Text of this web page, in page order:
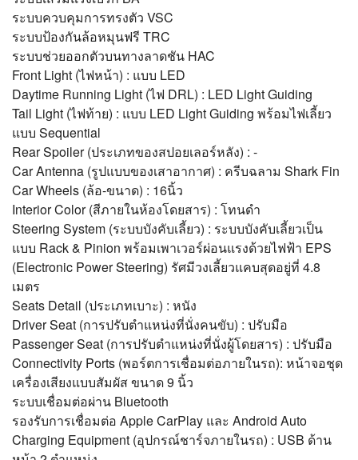
ระบบควบคุมการทรงตัว VSC
ระบบป้องกันล้อหมุนฟรี TRC
ระบบช่วยออกตัวบนทางลาดชัน HAC
Front Light (ไฟหน้า) : แบบ LED
Daytime Running Light (ไฟ DRL) : LED Light Guiding
Tail Light (ไฟท้าย) : แบบ LED Light Guiding พร้อมไฟเลี้ยว
แบบ Sequential
Rear Spoiler (ประเภทของสปอยเลอร์หลัง) : -
Car Antenna (รูปแบบของเสาอากาศ) : ครีบฉลาม Shark Fin
Car Wheels (ล้อ-ขนาด) : 16นิ้ว
Interior Color (สีภายในห้องโดยสาร) : โทนดำ
Steering System (ระบบบังคับเลี้ยว) : ระบบบังคับเลี้ยวเป็น
แบบ Rack & Pinion พร้อมเพาเวอร์ผ่อนแรงด้วยไฟฟ้า EPS
(Electronic Power Steering) รัศมีวงเลี้ยวแคบสุดอยู่ที่ 4.8
เมตร
Seats Detail (ประเภทเบาะ) : หนัง
Driver Seat (การปรับตำแหน่งที่นั่งคนขับ) : ปรับมือ
Passenger Seat (การปรับตำแหน่งที่นั่งผู้โดยสาร) : ปรับมือ
Connectivity Ports (พอร์ตการเชื่อมต่อภายในรถ): หน้าจอชุด
เครื่องเสียงแบบสัมผัส ขนาด 9 นิ้ว
ระบบเชื่อมต่อผ่าน Bluetooth
รองรับการเชื่อมต่อ Apple CarPlay และ Android Auto
Charging Equipment (อุปกรณ์ชาร์จภายในรถ) : USB ด้าน